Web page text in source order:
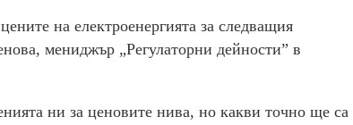
на електроенергията за следващия
мениджър „Регулаторни дейности” в
ни за ценовите нива, но какви точно ще са